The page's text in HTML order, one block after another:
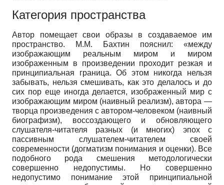
Категория пространства
Автор помещает свои образы в создаваемое им
пространство. М.М. Бахтин пояснил: «между
изображающим реальным миром и миром
изображенным в произведении проходит резкая и
принципиальная граница. Об этом никогда нельзя
забывать, нельзя смешивать, как это делалось и до
сих пор еще иногда делается, изображенный мир с
изображающим миром (наивный реализм), автора —
творца произведения с автором-человеком (наивный
биографизм), воссоздающего и обновляющего
слушателя-читателя разных (и многих) эпох с
пассивным слушателем-читателем своей
современности (догматизм понимания и оценки). Все
подобного рода смешения методологически
совершенно недопустимы. Но совершенно
недопустимо понимание этой принципиальной